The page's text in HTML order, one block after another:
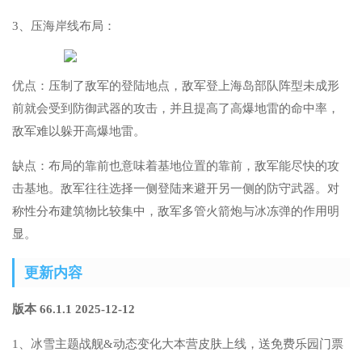
3、压海岸线布局：
优点：压制了敌军的登陆地点，敌军登上海岛部队阵型未成形
前就会受到防御武器的攻击，并且提高了高爆地雷的命中率，
敌军难以躲开高爆地雷。
缺点：布局的靠前也意味着基地位置的靠前，敌军能尽快的攻
击基地。敌军往往选择一侧登陆来避开另一侧的防守武器。对
称性分布建筑物比较集中，敌军多管火箭炮与冰冻弹的作用明
显。
更新内容
版本 66.1.1 2025-12-12
1、冰雪主题战舰&动态变化大本营皮肤上线，送免费乐园门票